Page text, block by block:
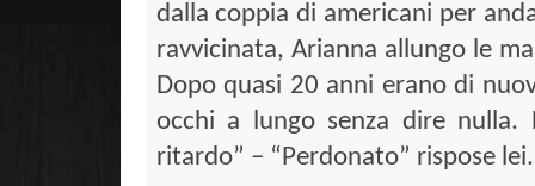
dalla coppia di americani per
ravvicinata, Arianna allungo le
Dopo quasi 20 anni erano di
occhi a lungo senza dire
ritardo” – “Perdonato” rispose lei.